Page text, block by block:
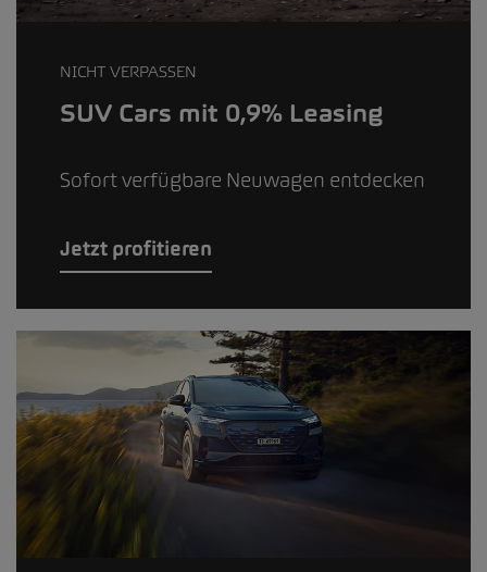
NICHT VERPASSEN
SUV Cars mit 0,9% Leasing
Sofort verfügbare Neuwagen entdecken
Jetzt profitieren